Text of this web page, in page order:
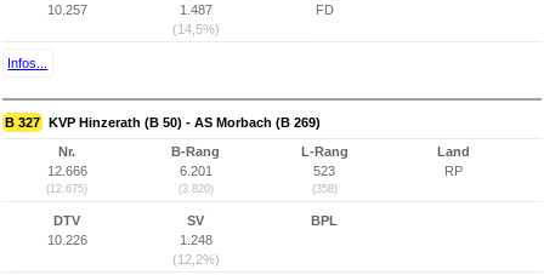
10.257
1.487
(14,5%)
FD
Infos...
B 327 KVP Hinzerath (B 50) - AS Morbach (B 269)
Nr.
12.666
(12.675)
B-Rang
6.201
(3.820)
L-Rang
523
(358)
Land
RP
DTV
10.226
SV
1.248
(12,2%)
BPL